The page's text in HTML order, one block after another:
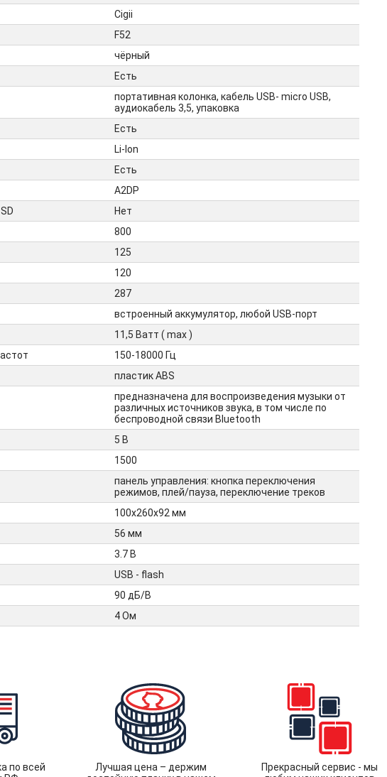
Cigii
F52
чёрный
Есть
портативная колонка, кабель USB- micro USB,
аудиокабель 3,5, упаковка
Есть
Li-Ion
Есть
A2DP
Нет
800
125
120
287
встроенный аккумулятор, любой USB-порт
11,5 Ватт ( max )
150-18000 Гц
пластик ABS
предназначена для воспроизведения музыки от
различных источников звука, в том числе по
беспроводной связи Bluetooth
5 В
1500
панель управления: кнопка переключения
режимов, плей/пауза, переключение треков
100х260х92 мм
56 мм
3.7 В
USB - flash
90 дБ/В
4 Ом
по всей
Лучшая цена – держим
Прекрасный сервис - мы